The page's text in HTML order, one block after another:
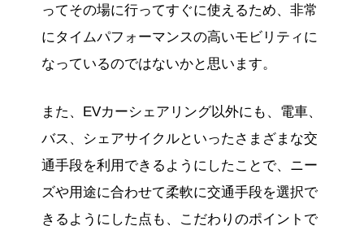
ってその場に行ってすぐに使えるため、非常
にタイムパフォーマンスの高いモビリティに
なっているのではないかと思います。
また、EVカーシェアリング以外にも、電車、
バス、シェアサイクルといったさまざまな交
通手段を利用できるようにしたことで、ニー
ズや用途に合わせて柔軟に交通手段を選択で
きるようにした点も、こだわりのポイントで